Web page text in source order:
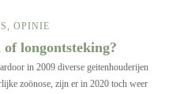
, OPINIE
longontsteking?
in 2009 diverse geitenhouderijen
zoönose, zijn er in 2020 toch weer